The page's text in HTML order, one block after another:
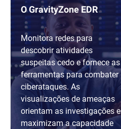
O GravityZone EDR
Monitora redes para
descobrir atividades
suspeitas cedo e fornece as
ferramentas para combater
ciberataques. As
visualizações de ameaças
orientam as investigações e
maximizam a capacidade